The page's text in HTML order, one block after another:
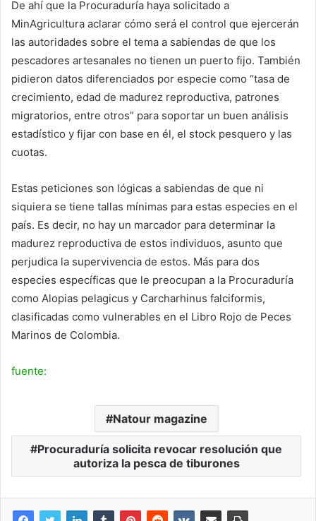
De ahí que la Procuraduría haya solicitado a
MinAgricultura aclarar cómo será el control que ejercerán
las autoridades sobre el tema a sabiendas de que los
pescadores artesanales no tienen un puerto fijo. También
pidieron datos diferenciados por especie como “tasa de
crecimiento, edad de madurez reproductiva, patrones
migratorios, entre otros” para soportar un buen análisis
estadístico y fijar con base en él, el stock pesquero y las
cuotas.
Estas peticiones son lógicas a sabiendas de que ni
siquiera se tiene tallas mínimas para estas especies en el
país. Es decir, no hay un marcador para determinar la
madurez reproductiva de estos individuos, asunto que
perjudica la supervivencia de estos. Más para dos
especies específicas que le preocupan a la Procuraduría
como Alopias pelagicus y Carcharhinus falciformis,
clasificadas como vulnerables en el Libro Rojo de Peces
Marinos de Colombia.
fuente:
Natour magazine
Procuraduría solicita revocar resolución que
autoriza la pesca de tiburones